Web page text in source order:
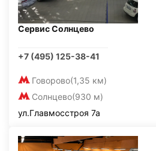
Сервис Солнцево
+7 (495) 125-38-41
Говорово(1,35 км)
Солнцево(930 м)
ул.Главмосстроя 7а